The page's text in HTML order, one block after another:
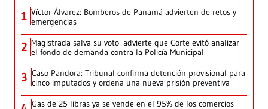
1 Víctor Álvarez: Bomberos de Panamá advierten de retos y
emergencias
2 Magistrada salva su voto: advierte que Corte evitó analizar
el fondo de demanda contra la Policía Municipal
3 Caso Pandora: Tribunal confirma detención provisional para
cinco imputados y ordena una nueva prisión preventiva
Gas de 25 libras ya se vende en el 95% de los comercios